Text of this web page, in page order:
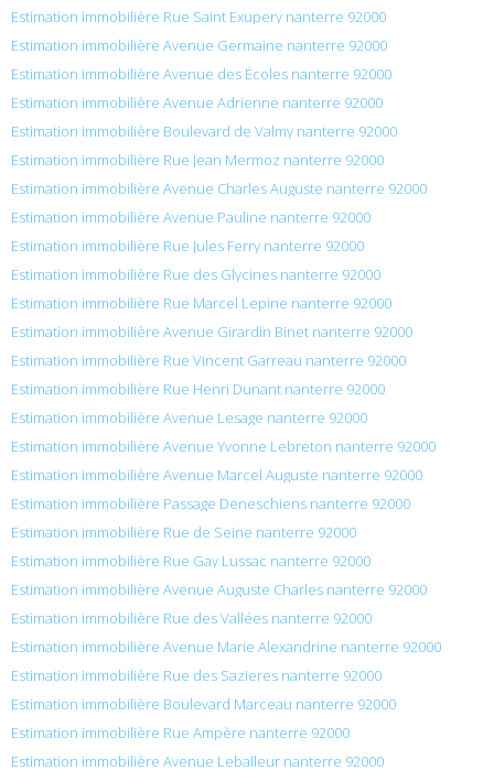
Estimation immobilière Rue Saint Exupery nanterre 92000
Estimation immobilière Avenue Germaine nanterre 92000
Estimation immobilière Avenue des Écoles nanterre 92000
Estimation immobilière Avenue Adrienne nanterre 92000
Estimation immobilière Boulevard de Valmy nanterre 92000
Estimation immobilière Rue Jean Mermoz nanterre 92000
Estimation immobilière Avenue Charles Auguste nanterre 92000
Estimation immobilière Avenue Pauline nanterre 92000
Estimation immobilière Rue Jules Ferry nanterre 92000
Estimation immobilière Rue des Glycines nanterre 92000
Estimation immobilière Rue Marcel Lepine nanterre 92000
Estimation immobilière Avenue Girardin Binet nanterre 92000
Estimation immobilière Rue Vincent Garreau nanterre 92000
Estimation immobilière Rue Henri Dunant nanterre 92000
Estimation immobilière Avenue Lesage nanterre 92000
Estimation immobilière Avenue Yvonne Lebreton nanterre 92000
Estimation immobilière Avenue Marcel Auguste nanterre 92000
Estimation immobilière Passage Deneschiens nanterre 92000
Estimation immobilière Rue de Seine nanterre 92000
Estimation immobilière Rue Gay Lussac nanterre 92000
Estimation immobilière Avenue Auguste Charles nanterre 92000
Estimation immobilière Rue des Vallées nanterre 92000
Estimation immobilière Avenue Marie Alexandrine nanterre 92000
Estimation immobilière Rue des Sazieres nanterre 92000
Estimation immobilière Boulevard Marceau nanterre 92000
Estimation immobilière Rue Ampère nanterre 92000
Estimation immobilière Avenue Leballeur nanterre 92000